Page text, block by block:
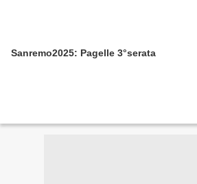
Sanremo2025: Pagelle 3°serata